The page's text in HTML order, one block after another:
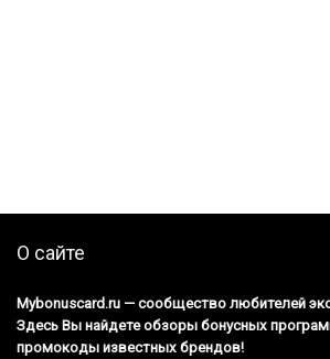
О сайте
Mybonuscard.ru — cообщество любителей
Здесь Вы найдете обзоры бонусных
промокоды известных брендов!